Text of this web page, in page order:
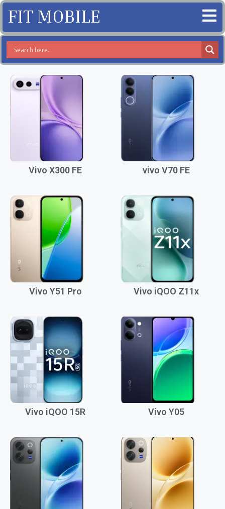
FIT MOBILE
Vivo X300 FE vivo V70 FE
Vivo Y51 Pro Vivo iQOO Z11x
Vivo iQOO 15R Vivo Y05